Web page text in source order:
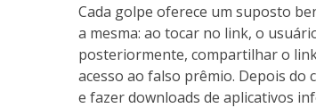
Cada golpe oferece um suposto
a mesma: ao tocar no link, o
posteriormente, compartilhar o
acesso ao falso prêmio. Depois
e fazer downloads de aplicativos